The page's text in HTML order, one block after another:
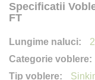
Specificatii
FT